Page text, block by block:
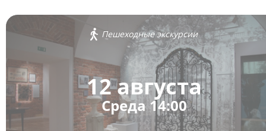
Пешеходные экскурсии
12 августа
Среда 14:00